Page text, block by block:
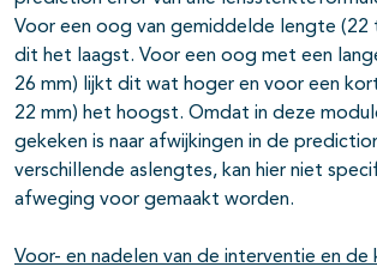
Voor een oog van gemiddelde lengte (22
dit het laagst. Voor een oog met een
26 mm) lijkt dit wat hoger en voor een
22 mm) het hoogst. Omdat in deze
gekeken is naar afwijkingen in de
verschillende aslengtes, kan hier niet
afweging voor gemaakt worden.
Voor- en nadelen van de interventie en